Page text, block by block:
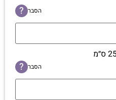
הסבר ?
הסבר ?